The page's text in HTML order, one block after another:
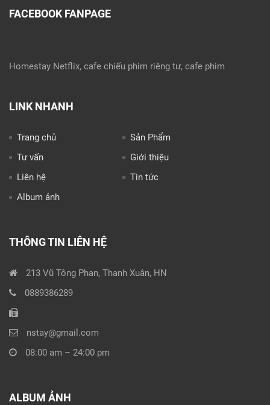
FACEBOOK FANPAGE
Homestay Netflix, cafe chiếu phim riêng tư, cafe phim
LINK NHANH
Trang chủ
Sản Phẩm
Tư vấn
Giới thiệu
Liên hệ
Tin tức
Album ảnh
THÔNG TIN LIÊN HỆ
213 Vũ Tông Phan, Thanh Xuân, HN
0889386289
nstay@gmail.com
08:00 am – 24:00 pm
ALBUM ẢNH